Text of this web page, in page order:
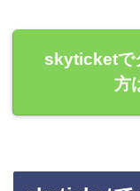
skyticketで
方